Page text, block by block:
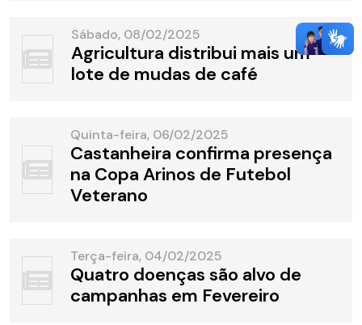
Sábado, 08/02/2025
Agricultura distribui mais um
lote de mudas de café
Quinta-feira, 06/02/2025
Castanheira confirma presença
na Copa Arinos de Futebol
Veterano
Terça-feira, 04/02/2025
Quatro doenças são alvo de
campanhas em Fevereiro